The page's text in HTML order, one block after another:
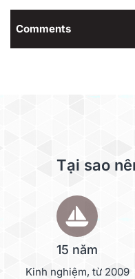
Comments
Tại sao
15 năm
Kinh nghiệm, từ 2009